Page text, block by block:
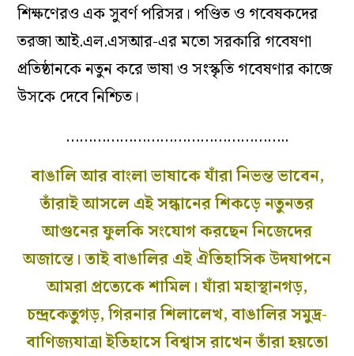
শিক্ষণেরও এক সুবর্ণ পরিসর। পণ্ডিত ও গবেষকদের
তরজা আই.এল.এসআর-এর মতো সরকারি গবেষণা
প্রতিষ্ঠানকে নতুন করে ভাষা ও সংস্কৃতি গবেষণার কাজে
উসকে দেবে নিশ্চিত।
…………………………………………..
বাঙালি আর বাংলা ভাষাকে যাঁরা নিভন্ত ভাবেন,
তাঁরাই আসলে এই সন্ধানের শিকড়ে নতুনতর
আগুনের ফুলকি সংযোগ করছেন নিজেদের
অজান্তে। তাই বাঙালির এই ঐতিহাসিক উদযাপনে
আমরা প্রত্যেকে শামিল। যাঁরা মহাস্থানগড়,
চন্দ্রকেতুগড়, গিরনার শিলালেখ, বাঙালির সমুদ্র-
বাণিজ্যযাত্রা ইতিহাসে বিশ্বাস রাখেন তাঁরা হয়তো